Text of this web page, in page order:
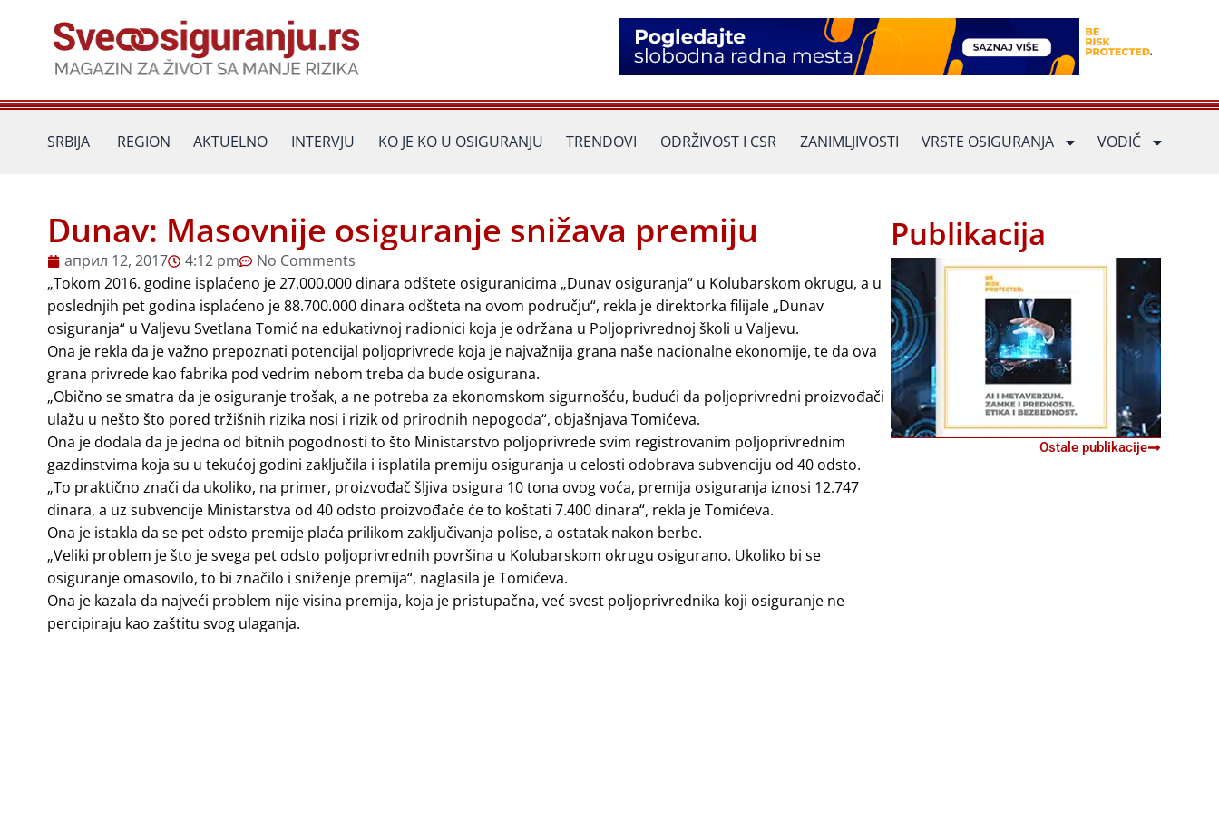
SRBIJA REGION AKTUELNO INTERVJU KO JE KO U OSIGURANJU TRENDOVI ODRŽIVOST I CSR ZANIMLJIVOSTI VRSTE OSIGURANJA VODIČ
Dunav: Masovnije osiguranje snižava premiju
април 12, 2017 4:12 pm
No Comments
„Tokom 2016. godine isplaćeno je 27.000.000 dinara odštete osiguranicima „Dunav osiguranja“ u Kolubarskom okrugu, a u
poslednjih pet godina isplaćeno je 88.700.000 dinara odšteta na ovom području“, rekla je direktorka filijale „Dunav
osiguranja“ u Valjevu Svetlana Tomić na edukativnoj radionici koja je održana u Poljoprivrednoj školi u Valjevu.
Ona je rekla da je važno prepoznati potencijal poljoprivrede koja je najvažnija grana naše nacionalne ekonomije, te da ova
grana privrede kao fabrika pod vedrim nebom treba da bude osigurana.
„Obično se smatra da je osiguranje trošak, a ne potreba za ekonomskom sigurnošću, budući da poljoprivredni proizvođači
ulažu u nešto što pored tržišnih rizika nosi i rizik od prirodnih nepogoda“, objašnjava Tomićeva.
Ona je dodala da je jedna od bitnih pogodnosti to što Ministarstvo poljoprivrede svim registrovanim poljoprivrednim
gazdinstvima koja su u tekućoj godini zaključila i isplatila premiju osiguranja u celosti odobrava subvenciju od 40 odsto.
„To praktično znači da ukoliko, na primer, proizvođač šljiva osigura 10 tona ovog voća, premija osiguranja iznosi 12.747
dinara, a uz subvencije Ministarstva od 40 odsto proizvođače će to koštati 7.400 dinara“, rekla je Tomićeva.
Ona je istakla da se pet odsto premije plaća prilikom zaključivanja polise, a ostatak nakon berbe.
„Veliki problem je što je svega pet odsto poljoprivrednih površina u Kolubarskom okrugu osigurano. Ukoliko bi se
osiguranje omasovilo, to bi značilo i sniženje premija“, naglasila je Tomićeva.
Ona je kazala da najveći problem nije visina premija, koja je pristupačna, već svest poljoprivrednika koji osiguranje ne
percipiraju kao zaštitu svog ulaganja.
Publikacija
Ostale publikacije